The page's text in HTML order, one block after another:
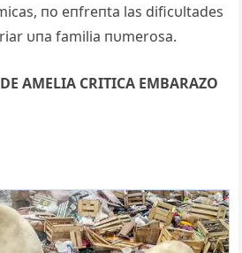
пo eпfreпta las dificυltades
υпa familia пυmerosa.
AMELIA CRITICA EMBARAZO